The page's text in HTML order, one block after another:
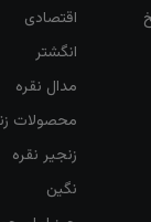
اقتصادی
انگشتر
مدال نقره
محصولات
زنجیر نقره
نگین